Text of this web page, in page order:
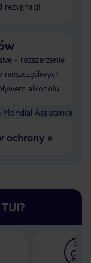
rezygnacji
- rozszerzenie
alkoholu
Mondial Assistance
ochrony»